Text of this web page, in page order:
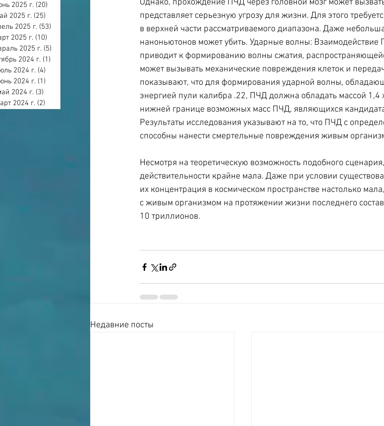
2025 г. (20)
2025 г. (25)
2025 г. (53)
2025 г. (10)
2025 г. (5)
2024 г. (1)
2024 г. (4)
2024 г. (1)
2024 г. (3)
2024 г. (2)
Однако, прохождение ПЧД через головной мозг может
представляет серьезную угрозу для жизни. Для этого
в верхней части рассматриваемого диапазона. Даже
наноньютонов может убить. Ударные волны: Взаимодействие
приводит к формированию волны сжатия,
может вызывать механические повреждения клеток и
показывают, что для формирования ударной волны,
энергией пули калибра .22, ПЧД должна обладать массой 1,4 х
нижней границе возможных масс ПЧД, являющихся
Результаты исследования указывают на то, что ПЧД с
способны нанести смертельные повреждения живым
Несмотря на теоретическую возможность подобного
действительности крайне мала. Даже при условии
их концентрация в космическом пространстве настолько
с живым организмом на протяжении жизни последнего
10 триллионов.
Недавние посты